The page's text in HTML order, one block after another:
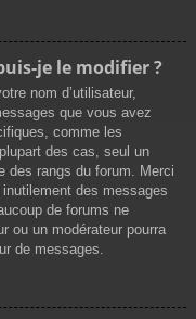
je le modifier ?
nom d’utilisateur,
que vous avez
comme les
des cas, seul un
des rangs du forum. Merci
des messages
de forums ne
ou un modérateur pourra
de messages.